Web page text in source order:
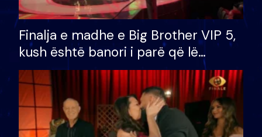
Finalja e madhe e Big Brother VIP 5,
kush është banori i parë që lë
shtëpinë dhe humb mundësinë për
të fituar çmimin e madh